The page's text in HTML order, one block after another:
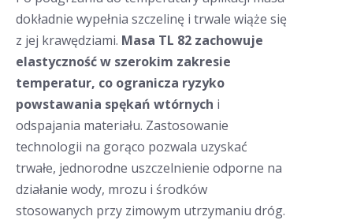
dokładnie wypełnia szczelinę i trwale wiąże się
z jej krawędziami. Masa TL 82 zachowuje
elastyczność w szerokim zakresie
temperatur, co ogranicza ryzyko
powstawania spękań wtórnych i
odspajania materiału. Zastosowanie
technologii na gorąco pozwala uzyskać
trwałe, jednorodne uszczelnienie odporne na
działanie wody, mrozu i środków
stosowanych przy zimowym utrzymaniu dróg.